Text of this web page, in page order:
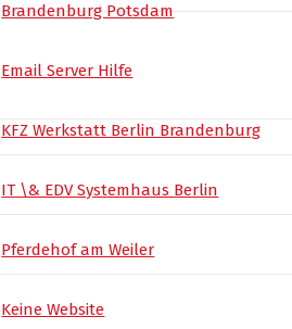
Brandenburg Potsdam
Email Server Hilfe
KFZ Werkstatt Berlin Brandenburg
IT \& EDV Systemhaus Berlin
Pferdehof am Weiler
Keine Website